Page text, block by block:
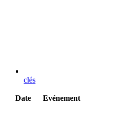
clés
Date Evénement